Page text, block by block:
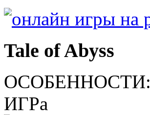
Tale of Abyss
ОСОБЕННОСТИ:
ИГРа